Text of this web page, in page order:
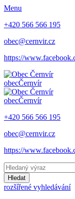
Menu
+420 566 566 195
obec@cernvir.cz
https://
obecČernvír
obecČernvír
+420 566 566 195
obec@cernvir.cz
https://
Hledat
rozšířené vyhledávání